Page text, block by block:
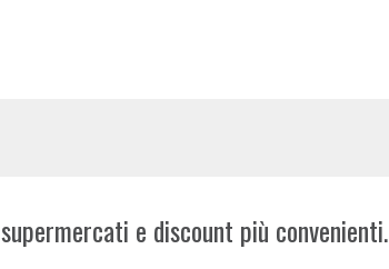
e discount più convenienti.